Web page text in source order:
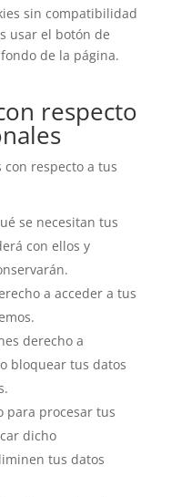
sin compatibilidad
usar el botón de
de la página.
respecto
respecto a tus
se necesitan tus
con ellos y
a acceder a tus
derecho a
bloquear tus datos
para procesar tus
dicho
tus datos